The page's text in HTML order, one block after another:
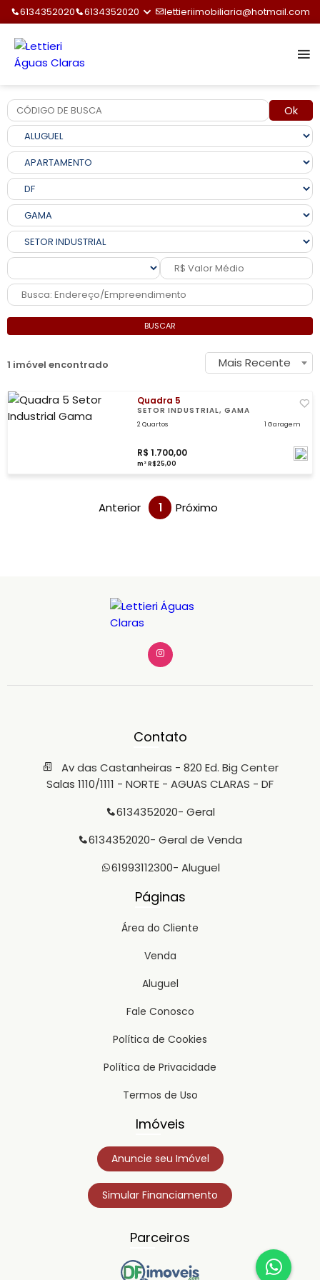
6134352020 6134352020 lettieriimobiliaria@hotmail.com
Ok
BUSCAR
1 imóvel encontrado Mais Recente
Quadra 5
SETOR INDUSTRIAL, GAMA
2 Quartos 1 Garagem
R$ 1.700,00
m² R$25,00
Anterior 1 Próximo
Contato
Av das Castanheiras - 820 Ed. Big Center
Salas 1110/1111 - NORTE - AGUAS CLARAS - DF
6134352020- Geral
6134352020- Geral de Venda
61993112300- Aluguel
Páginas
Área do Cliente
Venda
Aluguel
Fale Conosco
Política de Cookies
Política de Privacidade
Termos de Uso
Imóveis
Anuncie seu Imóvel
Simular Financiamento
Parceiros